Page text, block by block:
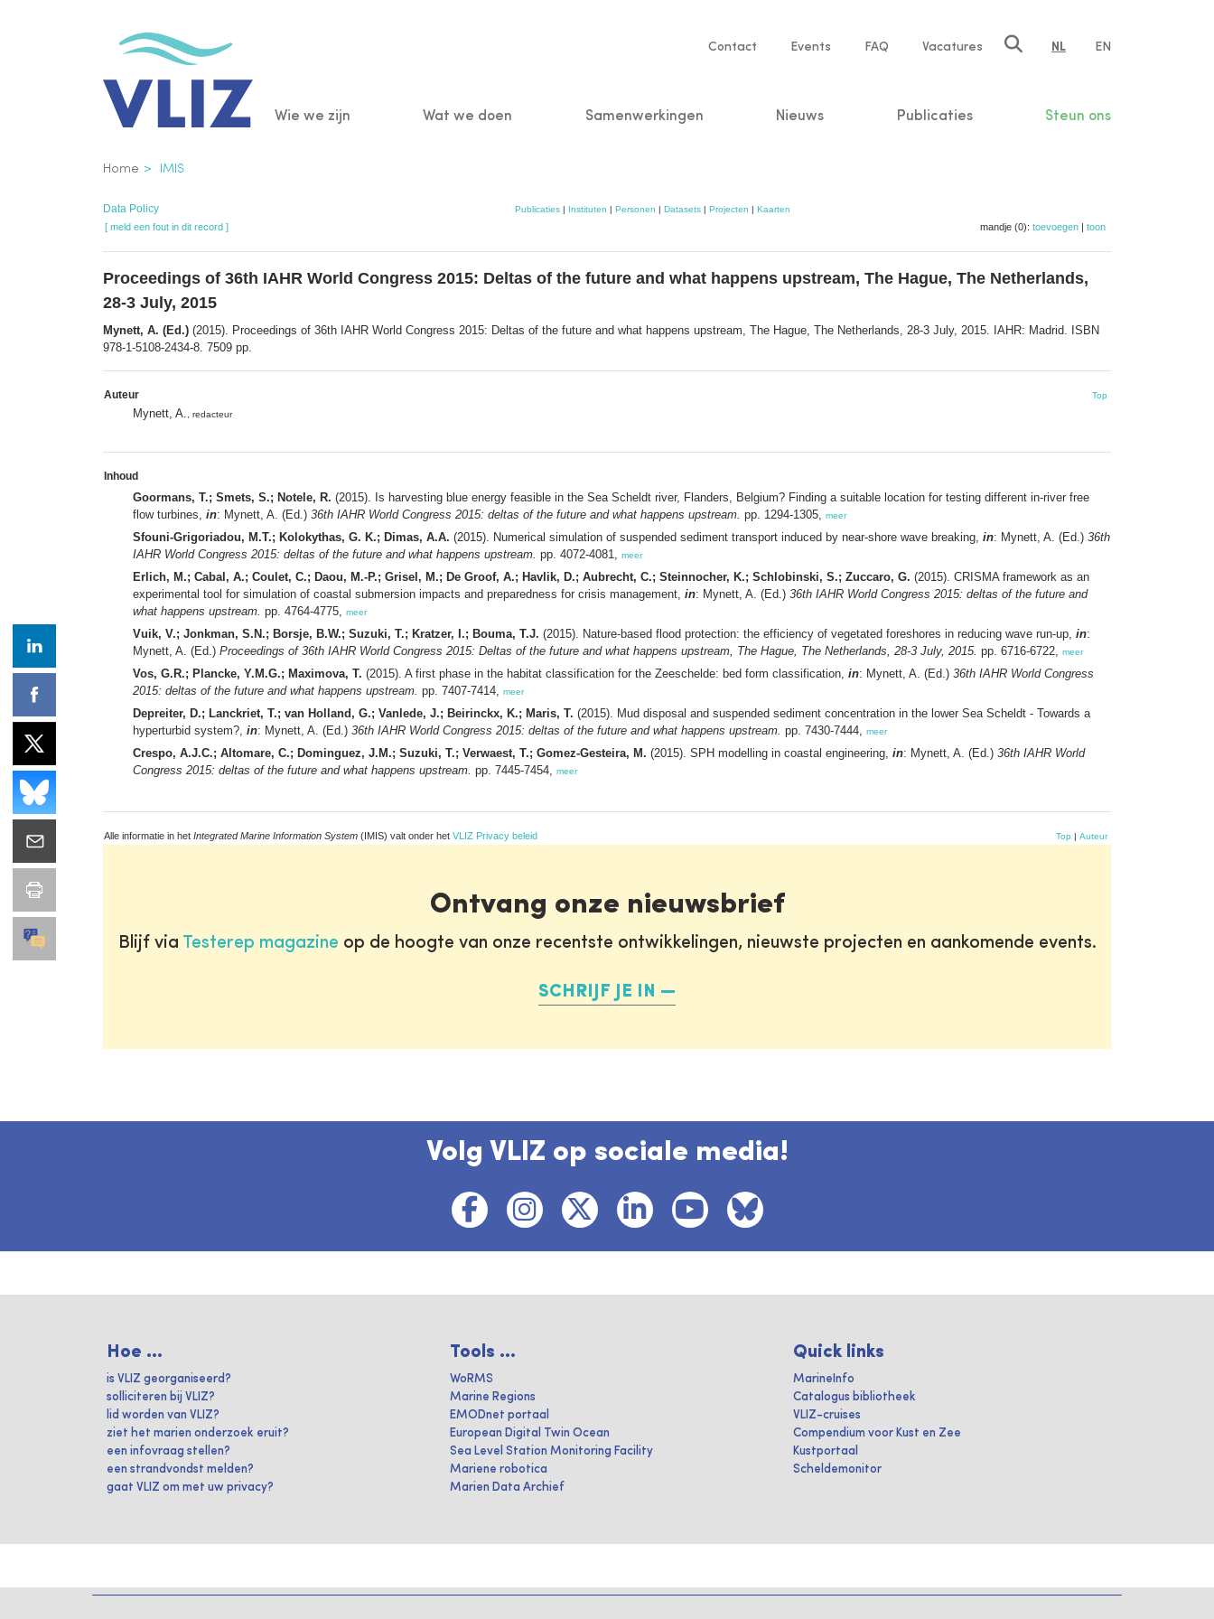
Service
Contact Events FAQ Vacatures NL EN
Main
Wie we zijn Wat we doen Samenwerkingen Nieuws Publicaties Steun ons
Kruimelpad
Home IMIS
Data Policy Publicaties| Instituten | Personen | Datasets| Projecten | Kaarten
[ meld een fout in dit record ] mandje (0): toevoegen | toon
Proceedings of 36th IAHR World Congress 2015: Deltas of the future and what happens upstream, The Hague, The Netherlands,
28-3 July, 2015
Mynett, A. (Ed.) (2015). Proceedings of 36th IAHR World Congress 2015: Deltas of the future and what happens upstream, The Hague, The Netherlands, 28-3 July, 2015. IAHR: Madrid. ISBN
978-1-5108-2434-8. 7509 pp.
Auteur Top
Mynett, A. , redacteur
Inhoud
Goormans, T.; Smets, S.; Notele, R. (2015). Is harvesting blue energy feasible in the Sea Scheldt river, Flanders, Belgium? Finding a suitable location for testing different in-river free
flow turbines, in: Mynett, A. (Ed.) 36th IAHR World Congress 2015: deltas of the future and what happens upstream. pp. 1294-1305, meer
Sfouni-Grigoriadou, M.T.; Kolokythas, G. K.; Dimas, A.A. (2015). Numerical simulation of suspended sediment transport induced by near-shore wave breaking, in: Mynett, A. (Ed.) 36th
IAHR World Congress 2015: deltas of the future and what happens upstream. pp. 4072-4081, meer
Erlich, M.; Cabal, A.; Coulet, C.; Daou, M.-P.; Grisel, M.; De Groof, A.; Havlik, D.; Aubrecht, C.; Steinnocher, K.; Schlobinski, S.; Zuccaro, G. (2015). CRISMA framework as an
experimental tool for simulation of coastal submersion impacts and preparedness for crisis management, in: Mynett, A. (Ed.) 36th IAHR World Congress 2015: deltas of the future and
what happens upstream. pp. 4764-4775, meer
Vuik, V.; Jonkman, S.N.; Borsje, B.W.; Suzuki, T.; Kratzer, I.; Bouma, T.J. (2015). Nature-based flood protection: the efficiency of vegetated foreshores in reducing wave run-up, in:
Mynett, A. (Ed.) Proceedings of 36th IAHR World Congress 2015: Deltas of the future and what happens upstream, The Hague, The Netherlands, 28-3 July, 2015. pp. 6716-6722, meer
Vos, G.R.; Plancke, Y.M.G.; Maximova, T. (2015). A first phase in the habitat classification for the Zeeschelde: bed form classification, in: Mynett, A. (Ed.) 36th IAHR World Congress
2015: deltas of the future and what happens upstream. pp. 7407-7414, meer
Depreiter, D.; Lanckriet, T.; van Holland, G.; Vanlede, J.; Beirinckx, K.; Maris, T. (2015). Mud disposal and suspended sediment concentration in the lower Sea Scheldt - Towards a
hyperturbid system?, in: Mynett, A. (Ed.) 36th IAHR World Congress 2015: deltas of the future and what happens upstream. pp. 7430-7444, meer
Crespo, A.J.C.; Altomare, C.; Dominguez, J.M.; Suzuki, T.; Verwaest, T.; Gomez-Gesteira, M. (2015). SPH modelling in coastal engineering, in: Mynett, A. (Ed.) 36th IAHR World
Congress 2015: deltas of the future and what happens upstream. pp. 7445-7454, meer
Alle informatie in het Integrated Marine Information System (IMIS) valt onder het VLIZ Privacy beleid Top | Auteur
Ontvang onze nieuwsbrief
Blijf via Testerep magazine op de hoogte van onze recentste ontwikkelingen, nieuwste projecten en aankomende events.
SCHRIJF JE IN
Volg VLIZ op sociale media!
Hoe ...
is VLIZ georganiseerd?
solliciteren bij VLIZ?
lid worden van VLIZ?
ziet het marien onderzoek eruit?
een infovraag stellen?
een strandvondst melden?
gaat VLIZ om met uw privacy?
Tools ...
WoRMS
Marine Regions
EMODnet portaal
European Digital Twin Ocean
Sea Level Station Monitoring Facility
Mariene robotica
Marien Data Archief
Quick links
MarineInfo
Catalogus bibliotheek
VLIZ-cruises
Compendium voor Kust en Zee
Kustportaal
Scheldemonitor